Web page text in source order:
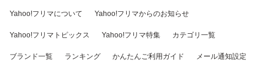
Yahoo!フリマについて Yahoo!フリマからのお知らせ
Yahoo!フリマトピックス Yahoo!フリマ特集 カテゴリ一覧
ブランド一覧 ランキング かんたんご利用ガイド メール通知設定